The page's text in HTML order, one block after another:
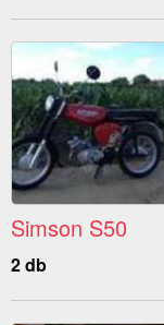
Simson S50
2 db